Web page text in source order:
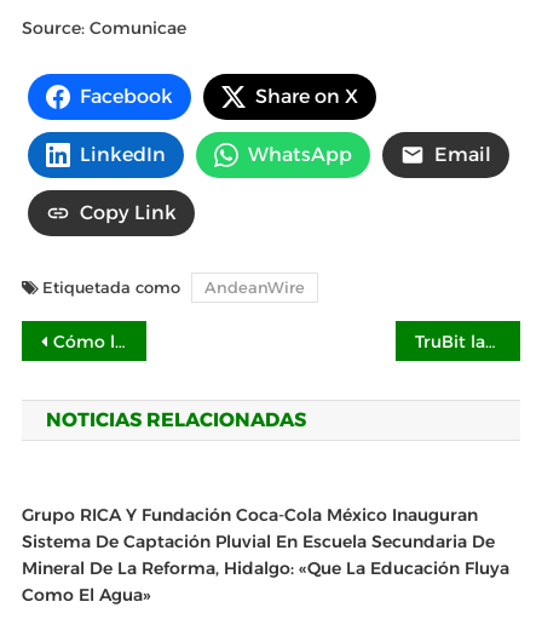
Source: Comunicae
Facebook Share on X
LinkedIn WhatsApp Email
Copy Link
Etiquetada como AndeanWire
Navegación
de
entradas
Cómo los datos sanitarios salvan vidas: NetApp TruBit lanza "Global Payment": Una solución integral y fluida para pagos transfronterizos
NOTICIAS RELACIONADAS
Grupo RICA Y Fundación Coca-Cola México Inauguran
Sistema De Captación Pluvial En Escuela Secundaria De
Mineral De La Reforma, Hidalgo: «Que La Educación Fluya
Como El Agua»